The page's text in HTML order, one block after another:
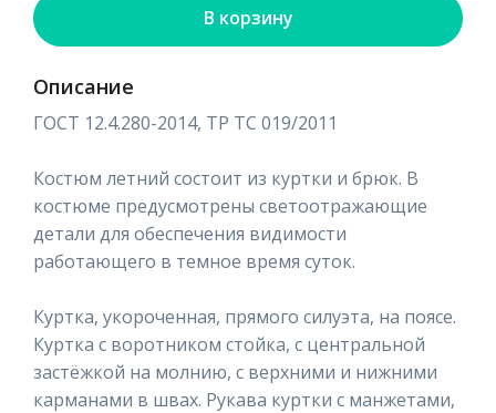
В корзину
Описание
ГОСТ 12.4.280-2014, ТР ТС 019/2011
Костюм летний состоит из куртки и брюк. В
костюме предусмотрены светоотражающие
детали для обеспечения видимости
работающего в темное время суток.
Куртка, укороченная, прямого силуэта, на поясе.
Куртка с воротником стойка, с центральной
застёжкой на молнию, с верхними и нижними
карманами в швах. Рукава куртки с манжетами,